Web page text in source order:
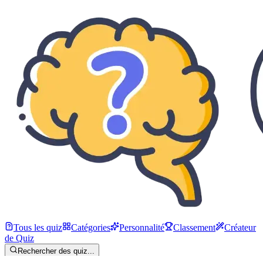
Tous les quiz Catégories Personnalité Classement
Créateur
de Quiz
Rechercher des quiz...